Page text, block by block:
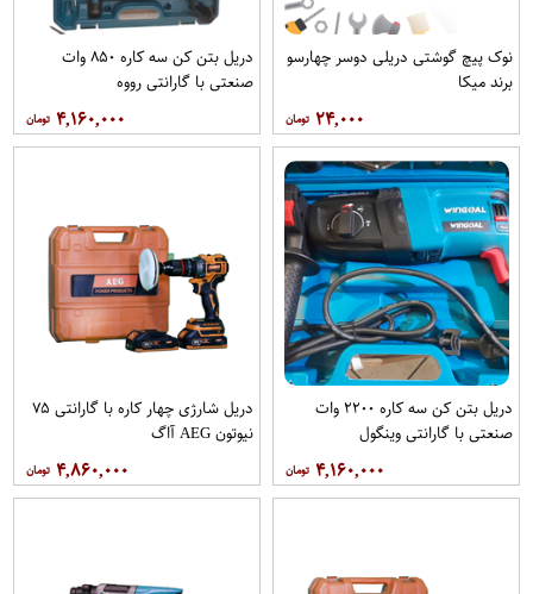
نوک پیچ گوشتی دریلی دوسر چهارسو
برند میکا
۲۴,۰۰۰
دریل بتن کن سه کاره ۸۵۰ وات
صنعتی با گارانتی رووه
۴,۱۶۰,۰۰۰
دریل بتن کن سه کاره ۲۲۰۰ وات
صنعتی با گارانتی وینگول
۴,۱۶۰,۰۰۰
دریل شارژی چهار کاره با گارانتی ۷۵
نیوتون AEG آاگ
۴,۸۶۰,۰۰۰